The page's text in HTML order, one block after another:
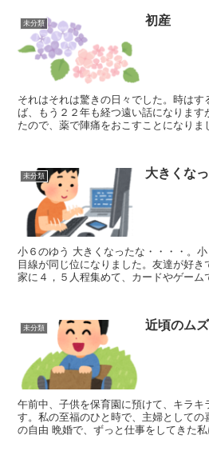
未分類 初産
それはそれは驚きの日々でした。時は
ば、もう２２年も経つ遠い話になりますが。 私には陣痛が
たので、薬で陣痛をおこすことになりま
未分類 大きくな
小６のゆう 大きくなったな・・・・。
目線が同じ位になりました。友達が好き
家に４，５人程集めて、カードやゲーム
未分類 近頃のム
午前中、子供を保育園に預けて、キラキ
す。私の至福のひと時で、主婦として
の自由 晩婚で、ずっと仕事をしてきた私